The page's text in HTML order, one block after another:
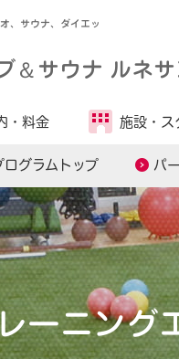
、サウナ、ダイエッ
＆サウナ ルネ
・ 料金 施設・ ス
ログラムトップ パ
ーニング